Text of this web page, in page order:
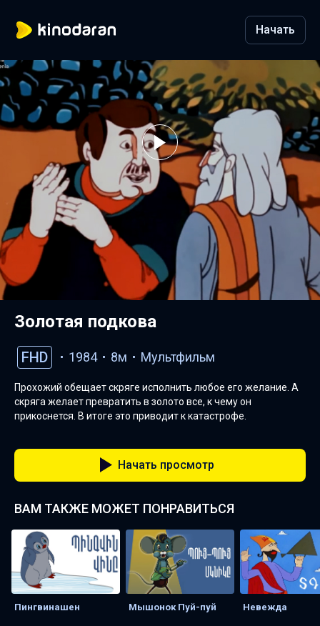
Начать
Золотая подкова
FHD 1984 8м Мультфильм
Прохожий обещает скряге исполнить любое его желание. А
скряга желает превратить в золото все, к чему он
прикоснется. В итоге это приводит к катастрофе.
Начать просмотр
ВАМ ТАКЖЕ МОЖЕТ ПОНРАВИТЬСЯ
Пингвинашен Мышонок Пуй-пуй Невежда